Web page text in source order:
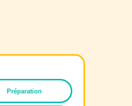
Préparation